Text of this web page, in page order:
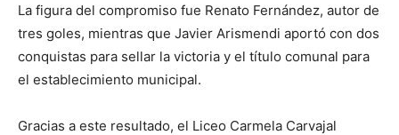
La figura del compromiso fue Renato Fernández, autor de
tres goles, mientras que Javier Arismendi aportó con dos
conquistas para sellar la victoria y el título comunal para
el establecimiento municipal.
Gracias a este resultado, el Liceo Carmela Carvajal